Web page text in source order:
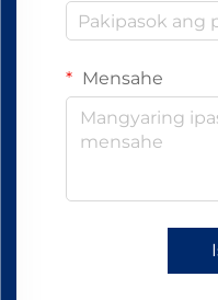
Mensahe